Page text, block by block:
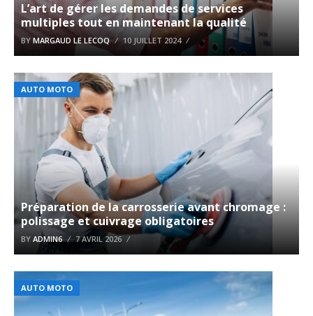
L’art de gérer les demandes de services
multiples tout en maintenant la qualité
BY MARGAUD LE LECOQ 10 JUILLET 2024
AUTO MOTO
Préparation de la carrosserie avant chromage :
polissage et cuivrage obligatoires
BY ADMIN6 7 AVRIL 2026
AUTO MOTO